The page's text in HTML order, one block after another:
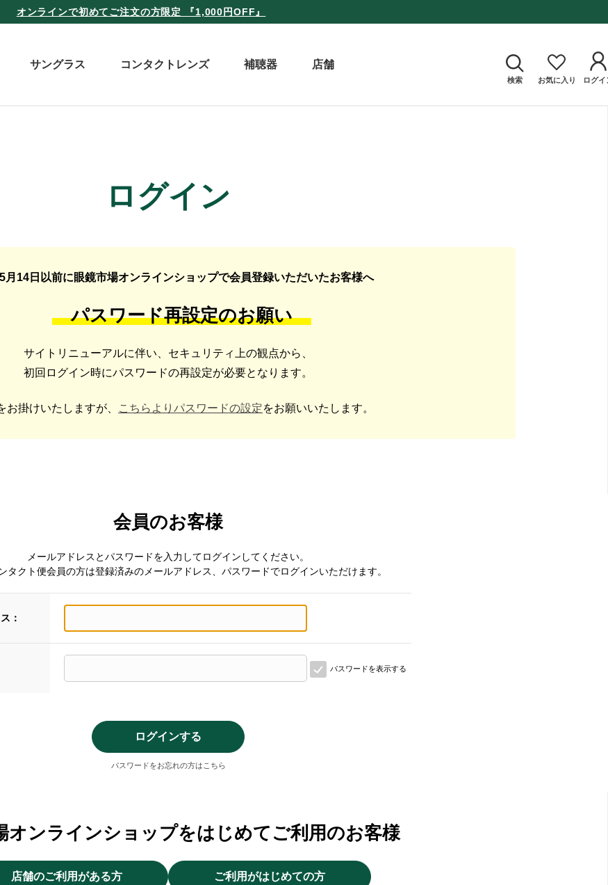
オンラインで初めてご注文の方限定 『1,000円OFF』
サングラス コンタクトレンズ 補聴器 店舗
検索 お気に入り ログイ
ログイン
月14日以前に眼鏡市場オンラインショップで会員登録いただいたお客様へ
パスワード再設定のお願い
サイトリニューアルに伴い、セキュリティ上の観点から、
初回ログイン時にパスワードの再設定が必要となります。
お掛けいたしますが、 こちらよりパスワードの設定をお願いいたします。
会員のお客様
メールアドレスとパスワードを入力してログインしてください。
タクト便会員の方は登録済みのメールアドレス、パスワードでログインいただけます。
：
パスワードを表示する
パスワードをお忘れの方はこちら
オンラインショップをはじめてご利用のお客様
店舗のご利用がある方 ご利用がはじめての方